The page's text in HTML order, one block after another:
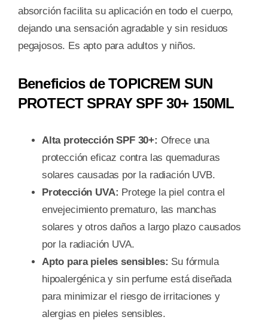
absorción facilita su aplicación en todo el cuerpo,
dejando una sensación agradable y sin residuos
pegajosos. Es apto para adultos y niños.
Beneficios de TOPICREM SUN
PROTECT SPRAY SPF 30+ 150ML
Alta protección SPF 30+: Ofrece una
protección eficaz contra las quemaduras
solares causadas por la radiación UVB.
Protección UVA: Protege la piel contra el
envejecimiento prematuro, las manchas
solares y otros daños a largo plazo causados
por la radiación UVA.
Apto para pieles sensibles: Su fórmula
hipoalergénica y sin perfume está diseñada
para minimizar el riesgo de irritaciones y
alergias en pieles sensibles.